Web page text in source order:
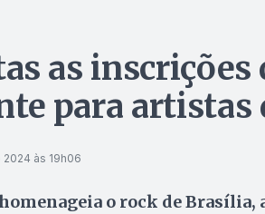
as
para artistas
2024 às 19h06
o rock de